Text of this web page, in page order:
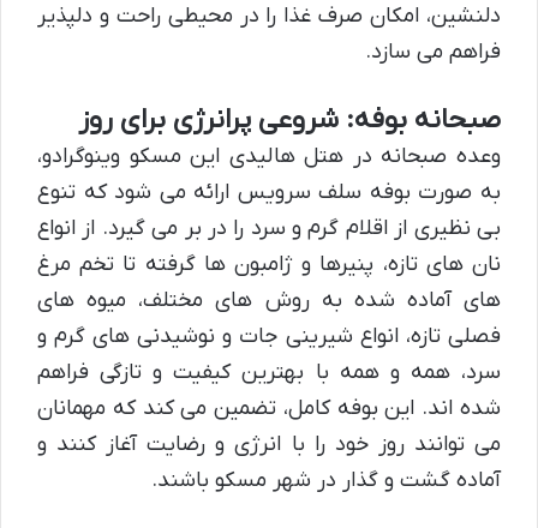
دلنشین، امکان صرف غذا را در محیطی راحت و دلپذیر
فراهم می سازد.
صبحانه بوفه: شروعی پرانرژی برای روز
وعده صبحانه در هتل هالیدی این مسکو وینوگرادو،
به صورت بوفه سلف سرویس ارائه می شود که تنوع
بی نظیری از اقلام گرم و سرد را در بر می گیرد. از انواع
نان های تازه، پنیرها و ژامبون ها گرفته تا تخم مرغ
های آماده شده به روش های مختلف، میوه های
فصلی تازه، انواع شیرینی جات و نوشیدنی های گرم و
سرد، همه و همه با بهترین کیفیت و تازگی فراهم
شده اند. این بوفه کامل، تضمین می کند که مهمانان
می توانند روز خود را با انرژی و رضایت آغاز کنند و
آماده گشت و گذار در شهر مسکو باشند.